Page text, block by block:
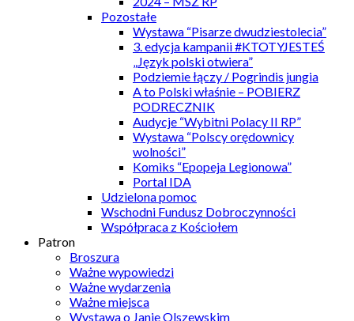
Pozostałe
Wystawa “Pisarze dwudziestolecia”
3. edycja kampanii #KTOTYJESTEŚ
„Język polski otwiera”
Podziemie łączy / Pogrindis jungia
A to Polski właśnie – POBIERZ
PODRECZNIK
Audycje “Wybitni Polacy II RP”
Wystawa “Polscy orędownicy
wolności”
Komiks “Epopeja Legionowa”
Portal IDA
Udzielona pomoc
Wschodni Fundusz Dobroczynności
Współpraca z Kościołem
Patron
Broszura
Ważne wypowiedzi
Ważne wydarzenia
Ważne miejsca
Wystawa o Janie Olszewskim